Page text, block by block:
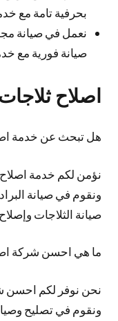
بحرفية تامة مع
نعمل في صيانة
صيانة فورية مع
اصلاح
هل تبحث عن خدمة
نؤمن لكم خدمة اصلاح
ونقوم في صيانة
صيانة الثلاجات
ما هي احسن شركة
نحن نوفر لكم احسن
ونقوم في تصليح